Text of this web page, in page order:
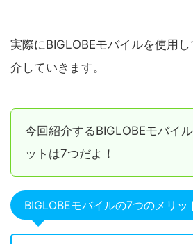
実際にBIGLOBEモバイルを使用
介していきます。
今回紹介するBIGLOBEモバイ
ットは7つだよ！
BIGLOBEモバイルの7つのメリッ